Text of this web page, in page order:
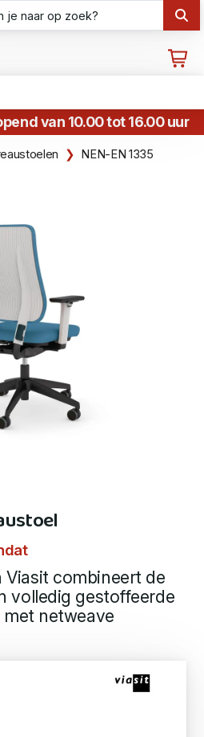
van 10.00 tot 16.00 uur
NEN-EN 1335
Viasit combineert de
volledig gestoffeerde
netweave